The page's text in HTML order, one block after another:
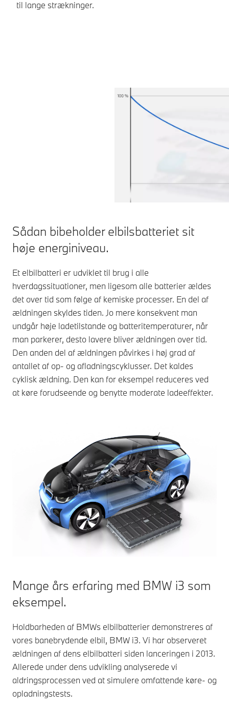
til lange strækninger.
Sådan bibeholder elbilsbatteriet sit
høje energiniveau.
Et elbilbatteri er udviklet til brug i alle
hverdagssituationer, men ligesom alle batterier ældes
det over tid som følge af kemiske processer. En del af
ældningen skyldes tiden. Jo mere konsekvent man
undgår høje ladetilstande og batteritemperaturer, når
man parkerer, desto lavere bliver ældningen over tid.
Den anden del af ældningen påvirkes i høj grad af
antallet af op- og afladningscyklusser. Det kaldes
cyklisk ældning. Den kan for eksempel reduceres ved
at køre forudseende og benytte moderate ladeeffekter.
Mange års erfaring med BMW i3 som
eksempel.
Holdbarheden af ​​BMWs elbilbatterier demonstreres af
vores banebrydende elbil, BMW i3. Vi har observeret
ældningen af ​​dens elbilbatteri siden lanceringen i 2013.
Allerede under dens udvikling analyserede vi
aldringsprocessen ved at simulere omfattende køre- og
opladningstests.